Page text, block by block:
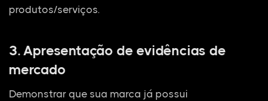
produtos/serviços.
3. Apresentação de evidências de
mercado
Demonstrar que sua marca já possui